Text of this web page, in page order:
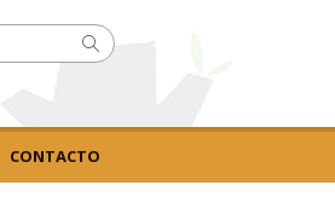
Buscar
CONTACTO